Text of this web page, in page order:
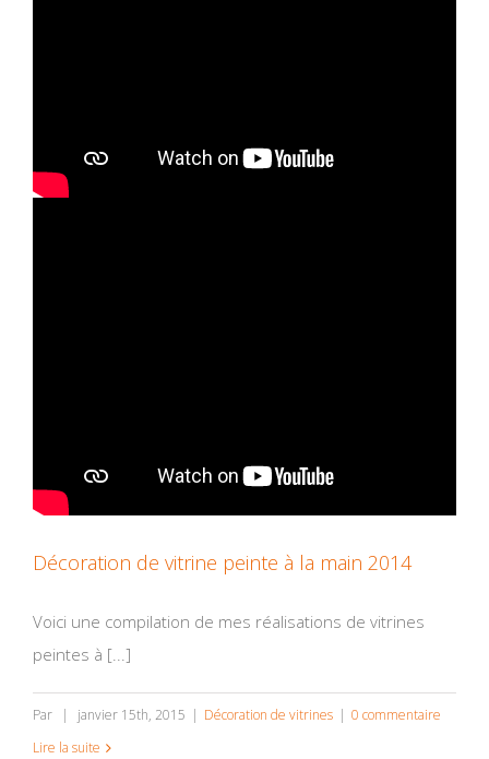
Décoration de vitrine peinte à la main 2014
Voici une compilation de mes réalisations de vitrines
peintes à [...]
Par | janvier 15th, 2015 | Décoration de vitrines | 0 commentaire
Lire la suite